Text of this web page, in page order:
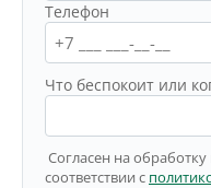
Телефон
Что беспокоит или
Согласен на
соответствии с